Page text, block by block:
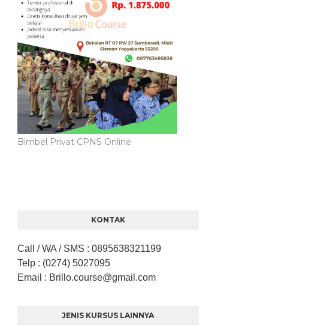
Bimbel Privat CPNS Online
KONTAK
Call / WA / SMS : 0895638321199
Telp : (0274) 5027095
Email : Brillo.course@gmail.com
JENIS KURSUS LAINNYA